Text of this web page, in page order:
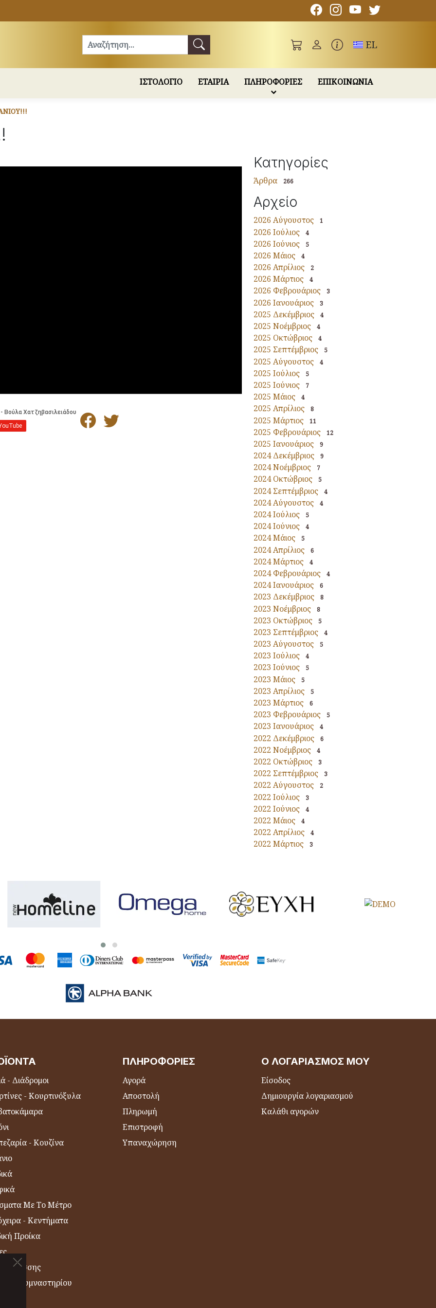
Toggle
EL
ΙΣΤΟΛΟΓΙΟ ΕΤΑΙΡΙΑ ΠΛΗΡΟΦΟΡΙΕΣ ΕΠΙΚΟΙΝΩΝΙΑ
Κατηγορίες
Άρθρα 266
Αρχείο
2026 Αύγουστος 1
2026 Ιούλιος 4
2026 Ιούνιος 5
2026 Μάιος 4
2026 Απρίλιος 2
2026 Μάρτιος 4
2026 Φεβρουάριος 3
2026 Ιανουάριος 3
2025 Δεκέμβριος 4
2025 Νοέμβριος 4
2025 Οκτώβριος 4
2025 Σεπτέμβριος 5
2025 Αύγουστος 4
2025 Ιούλιος 5
2025 Ιούνιος 7
2025 Μάιος 4
2025 Απρίλιος 8
2025 Μάρτιος 11
2025 Φεβρουάριος 12
2025 Ιανουάριος 9
2024 Δεκέμβριος 9
2024 Νοέμβριος 7
2024 Οκτώβριος 5
2024 Σεπτέμβριος 4
2024 Αύγουστος 4
2024 Ιούλιος 5
2024 Ιούνιος 4
2024 Μάιος 5
2024 Απρίλιος 6
2024 Μάρτιος 4
2024 Φεβρουάριος 4
2024 Ιανουάριος 6
2023 Δεκέμβριος 8
2023 Νοέμβριος 8
2023 Οκτώβριος 5
2023 Σεπτέμβριος 4
2023 Αύγουστος 5
2023 Ιούλιος 4
2023 Ιούνιος 5
2023 Μάιος 5
2023 Απρίλιος 5
2023 Μάρτιος 6
2023 Φεβρουάριος 5
2023 Ιανουάριος 4
2022 Δεκέμβριος 6
2022 Νοέμβριος 4
2022 Οκτώβριος 3
2022 Σεπτέμβριος 3
2022 Αύγουστος 2
2022 Ιούλιος 3
2022 Ιούνιος 4
2022 Μάιος 4
2022 Απρίλιος 4
2022 Μάρτιος 3
- Διάδρομοι
- Κουρτινόξυλα
- Κουζίνα
Με Το Μέτρο
- Κεντήματα
Προίκα
Θαλάσσης
Γυμναστηρίου
ΠΛΗΡΟΦΟΡΊΕΣ
Αγορά
Αποστολή
Πληρωμή
Επιστροφή
Υπαναχώρηση
Ο ΛΟΓΑΡΙΑΣΜΌΣ ΜΟΥ
Είσοδος
Δημιουργία λογαριασμού
Καλάθι αγορών